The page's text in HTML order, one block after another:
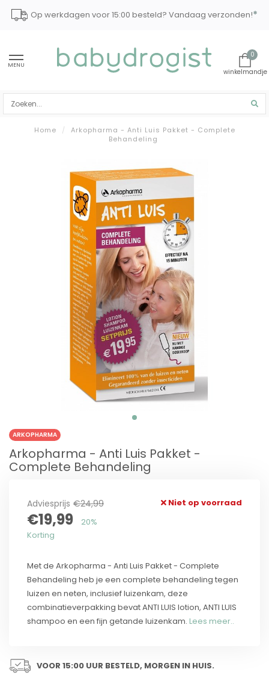
Op werkdagen voor 15:00 besteld? Vandaag verzonden!*
MENU
0
Home /
Arkopharma - Anti Luis Pakket - Complete
Behandeling
ARKOPHARMA
Arkopharma - Anti Luis Pakket -
Complete Behandeling
Adviesprijs €24,99
€19,99
20%
Korting
Niet op voorraad
Met de Arkopharma - Anti Luis Pakket - Complete
Behandeling heb je een complete behandeling tegen
luizen en neten, inclusief luizenkam, deze
combinatieverpakking bevat ANTI LUIS lotion, ANTI LUIS
shampoo en een fijn getande luizenkam. Lees meer..
VOOR 15:00 UUR BESTELD, MORGEN IN HUIS.